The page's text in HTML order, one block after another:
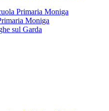
Primaria Moniga
Moniga
sul Garda